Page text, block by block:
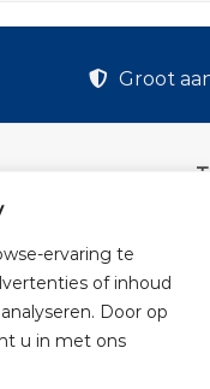
ervaring te
of inhoud
Door op
u in met ons
Groot